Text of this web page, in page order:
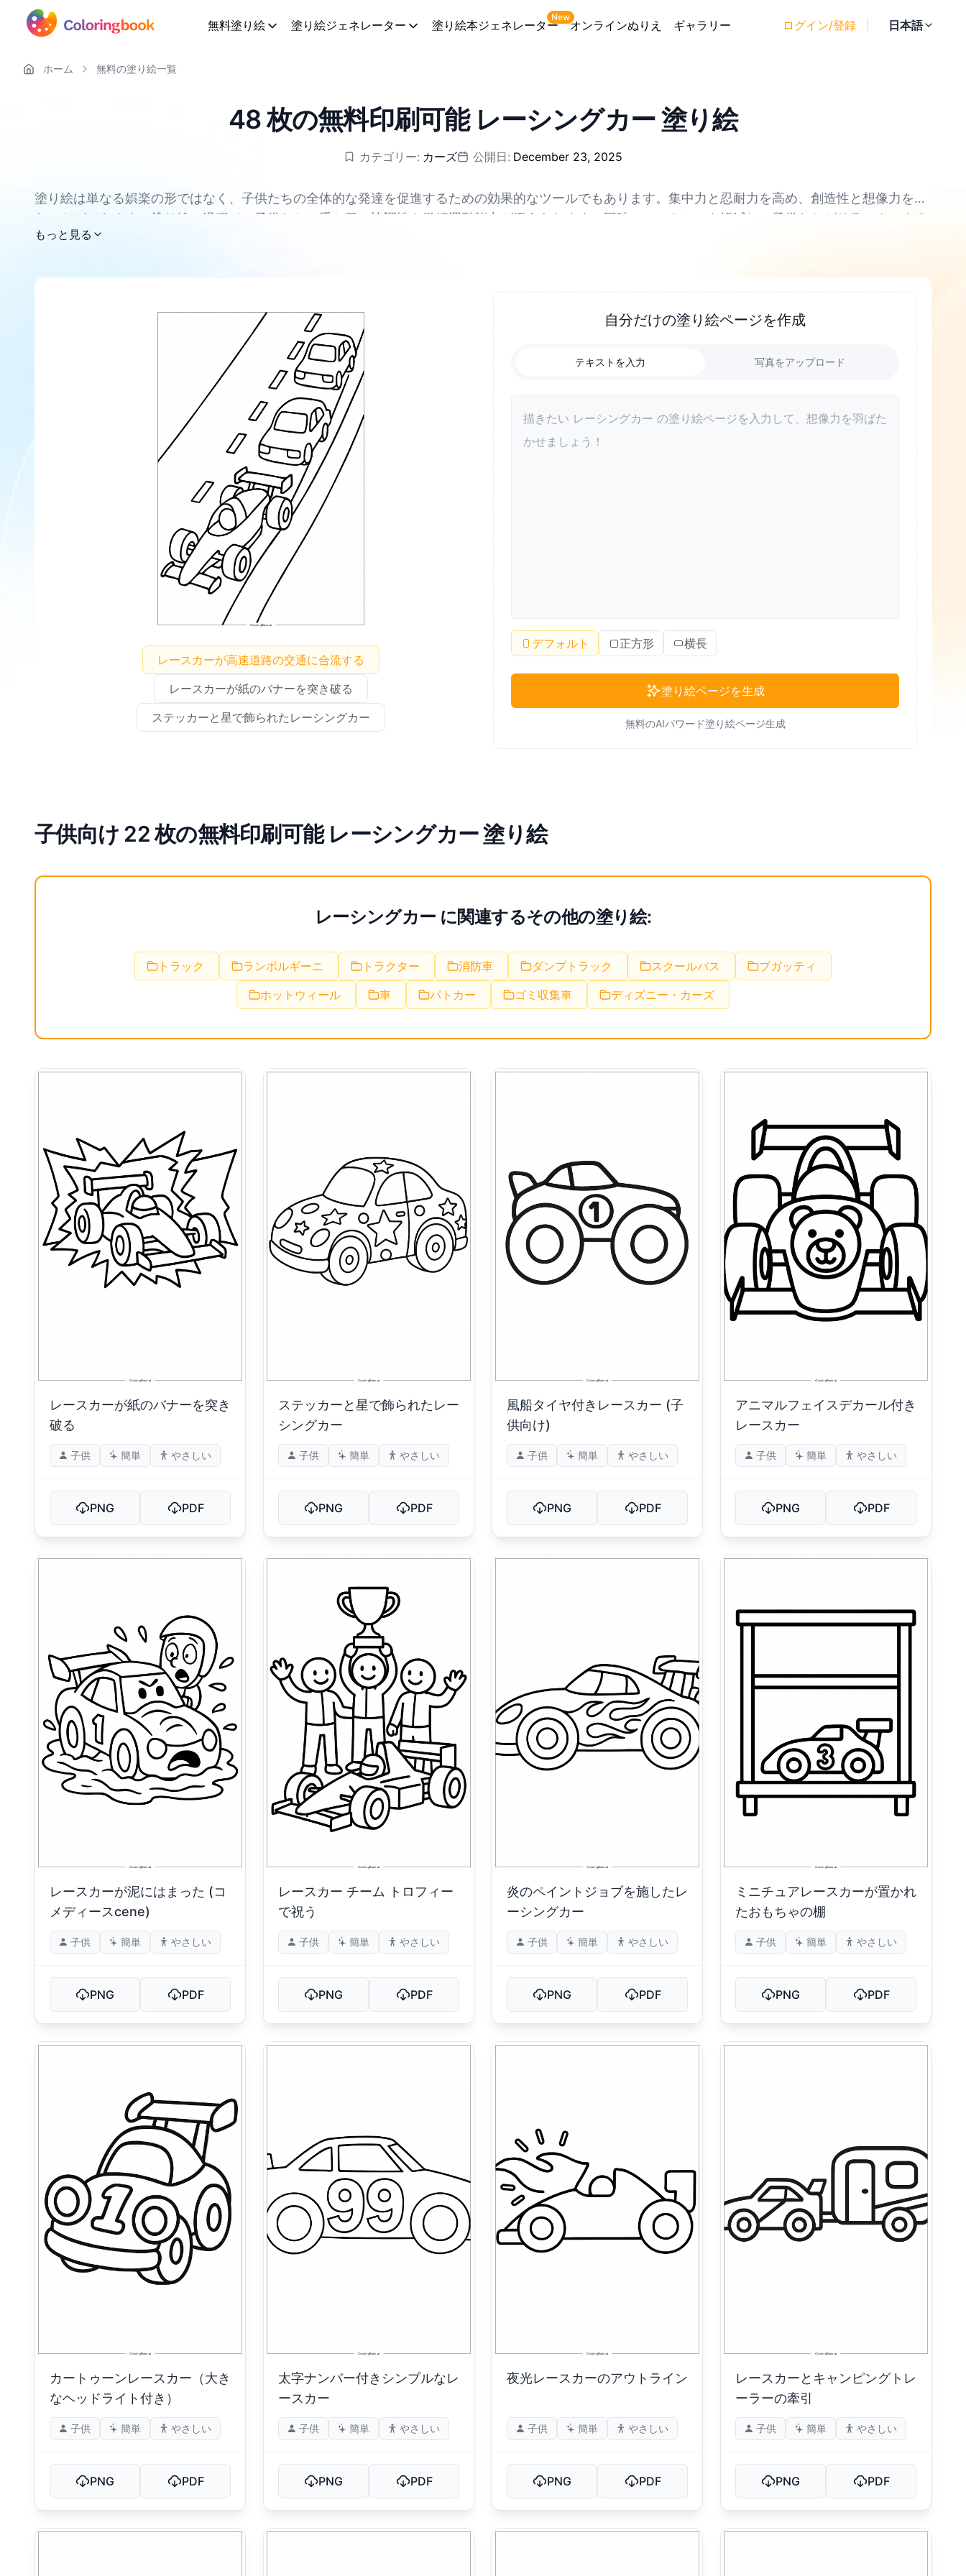
ログイン/登録 日本語
無料塗り絵 塗り絵ジェネレーター 塗り絵本ジェネレーター
New
オンラインぬりえ ギャラリー
ホーム 無料の塗り絵一覧
48 枚の無料印刷可能 レーシングカー 塗り絵
カテゴリー: カーズ 公開日: December 23, 2025
塗り絵は単なる娯楽の形ではなく、子供たちの全体的な発達を促進するための効果的なツールでもあります。集中力と忍耐力を高め、創造性と想像力を育
むことができます。塗り絵の過程で、子供たちの手と目の協調性や微細運動能力が鍛えられます。同時に、ストレスを軽減し、子供たちがリラックスする
のに役立つ素晴らしい方法でもあります。塗り絵は色彩認識を高め、美的感覚を向上させることもできます。大人にとっても、塗り絵はリラックスしてス
すべての レーシングカー 塗り絵ページは無料でダウンロードでき、PDFとPNGに対応しています。
もっと見る
レースカーが高速道路の交通に合流する
レースカーが紙のバナーを突き破る
ステッカーと星で飾られたレーシングカー
自分だけの塗り絵ページを作成
テキストを入力 写真をアップロード
デフォルト 正方形 横長
塗り絵ページを生成
無料のAIパワード塗り絵ページ生成
子供向け 22 枚の無料印刷可能 レーシングカー 塗り絵
レーシングカー に関連するその他の塗り絵:
トラック ランボルギーニ トラクター 消防車 ダンプトラック スクールバス
ブガッティ
ホットウィール
車 パトカー ゴミ収集車 ディズニー・カーズ
レースカーが紙のバナーを突き
破る
子供 簡単 やさしい
PNG PDF
ステッカーと星で飾られたレー
シングカー
子供 簡単 やさしい
PNG PDF
風船タイヤ付きレースカー (子
供向け)
子供 簡単 やさしい
PNG PDF
アニマルフェイスデカール付き
レースカー
子供 簡単 やさしい
PNG PDF
レースカーが泥にはまった (コ
メディースcene)
子供 簡単 やさしい
PNG PDF
レースカー チーム トロフィー
で祝う
子供 簡単 やさしい
PNG PDF
炎のペイントジョブを施したレ
ーシングカー
子供 簡単 やさしい
PNG PDF
ミニチュアレースカーが置かれ
たおもちゃの棚
子供 簡単 やさしい
PNG PDF
カートゥーンレースカー（大き
なヘッドライト付き）
子供 簡単 やさしい
PNG PDF
太字ナンバー付きシンプルなレ
ースカー
子供 簡単 やさしい
PNG PDF
夜光レースカーのアウトライン
子供 簡単 やさしい
PNG PDF
レースカーとキャンピングトレ
ーラーの牽引
子供 簡単 やさしい
PNG PDF